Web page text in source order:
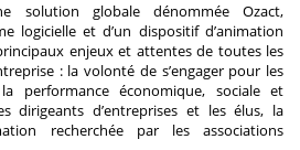
solution globale dénommée Ozact,
logicielle et d’un dispositif d’animation
enjeux et attentes de toutes les
: la volonté de s’engager pour les
performance économique, sociale et
dirigeants d’entreprises et les élus, la
recherchée par les associations